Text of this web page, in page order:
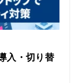
入・切り替